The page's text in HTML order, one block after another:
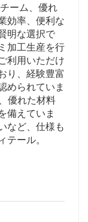
ーム、優れ
効率、便利な
明な選択で
加工生産を行
利用いただけ
り、経験豊富
められていま
優れた材料
備えていま
など、仕様も
テール。